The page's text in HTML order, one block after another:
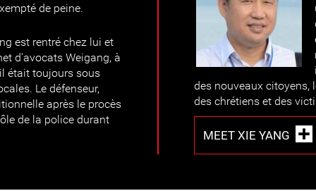
de peine.
est rentré chez lui et
d'avocats Weigang, à
était toujours sous
Le défenseur,
après le procès
de la police durant
des nouveaux citoyens,
des chrétiens et des
MEET XIE YANG